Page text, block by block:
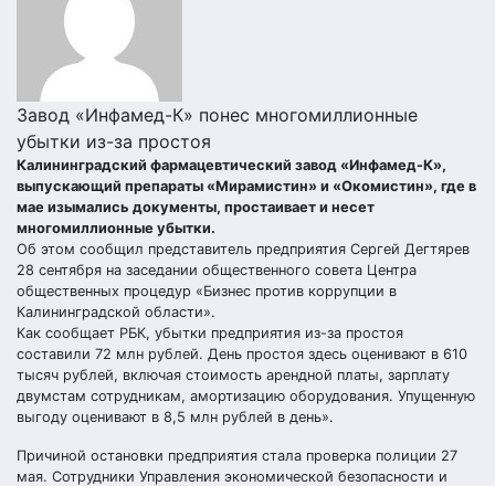
Завод «Инфамед-К» понес многомиллионные
убытки из-за простоя
Калининградский фармацевтический завод «Инфамед-К»,
выпускающий препараты «Мирамистин» и «Окомистин», где в
мае изымались документы, простаивает и несет
многомиллионные убытки.
Об этом сообщил представитель предприятия Сергей Дегтярев
28 сентября на заседании общественного совета Центра
общественных процедур «Бизнес против коррупции в
Калининградской области».
Как сообщает РБК, убытки предприятия из-за простоя
составили 72 млн рублей. День простоя здесь оценивают в 610
тысяч рублей, включая стоимость арендной платы, зарплату
двумстам сотрудникам, амортизацию оборудования. Упущенную
выгоду оценивают в 8,5 млн рублей в день».
Причиной остановки предприятия стала проверка полиции 27
мая. Сотрудники Управления экономической безопасности и